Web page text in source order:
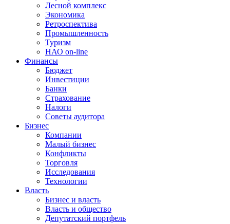
Лесной комплекс
Экономика
Ретроспектива
Промышленность
Туризм
НАО on-line
Финансы
Бюджет
Инвестиции
Банки
Страхование
Налоги
Советы аудитора
Бизнес
Компании
Малый бизнес
Конфликты
Торговля
Исследования
Технологии
Власть
Бизнес и власть
Власть и общество
Депутатский портфель